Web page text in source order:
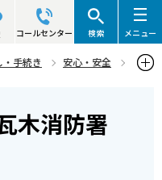
コールセンター 検索 メニュー
・手続き
安心・安全
木消防署